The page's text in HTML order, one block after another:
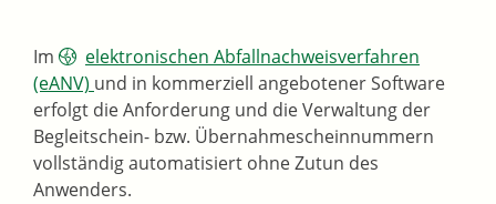
Im
elektronischen Abfallnachweisverfahren
(eANV) und in kommerziell angebotener Software
erfolgt die Anforderung und die Verwaltung der
Begleitschein- bzw. Übernahmescheinnummern
vollständig automatisiert ohne Zutun des
Anwenders.